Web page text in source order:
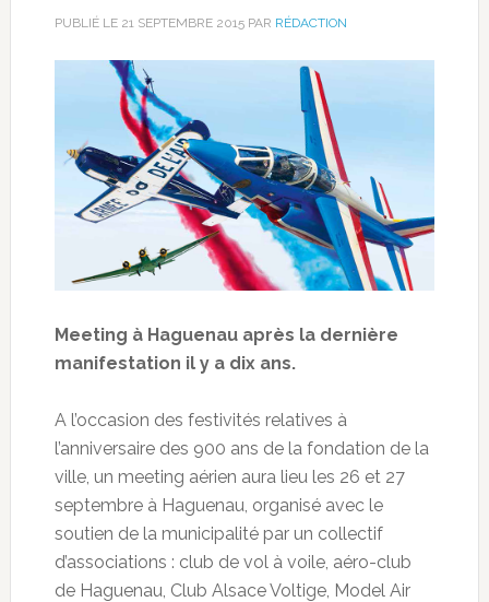
PUBLIÉ LE 21 SEPTEMBRE 2015PAR RÉDACTION
Meeting à Haguenau après la dernière
manifestation il y a dix ans.
A l’occasion des festivités relatives à
l’anniversaire des 900 ans de la fondation de la
ville, un meeting aérien aura lieu les 26 et 27
septembre à Haguenau, organisé avec le
soutien de la municipalité par un collectif
d’associations : club de vol à voile, aéro-club
de Haguenau, Club Alsace Voltige, Model Air